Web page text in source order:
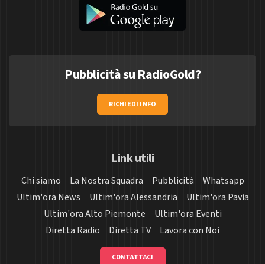
Pubblicità su RadioGold?
RICHIEDI INFO
Link utili
Chi siamo La Nostra Squadra Pubblicità
Whatsapp
Ultim'ora News
Ultim'ora Alessandria
Ultim'ora Pavia
Ultim'ora Alto Piemonte
Ultim'ora Eventi
Diretta Radio
Diretta TV Lavora con Noi
CONTATTACI